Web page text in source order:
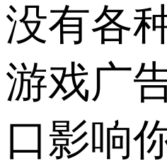
没有各
游戏广
口影响